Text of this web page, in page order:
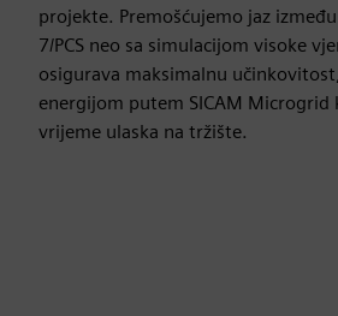
projekte. Premošćujemo jaz
7/PCS neo sa simulacijom visoke
osigurava maksimalnu
energijom putem SICAM
vrijeme ulaska na tržište.